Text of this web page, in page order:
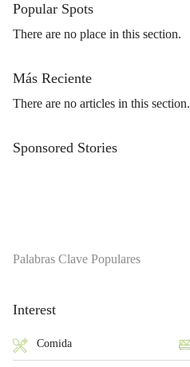
Popular Spots
There are no place in this section.
Más Reciente
There are no articles in this section.
Sponsored Stories
Palabras Clave Populares
Interest
Comida